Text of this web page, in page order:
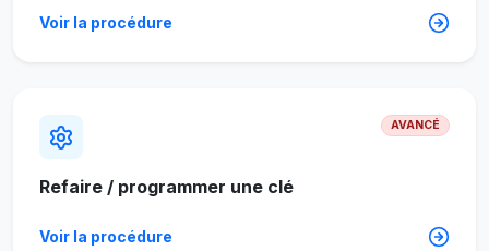
Voir la procédure
AVANCÉ
Refaire / programmer une clé
Voir la procédure